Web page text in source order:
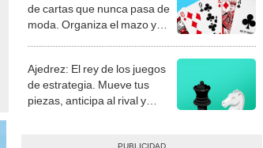
de cartas que nunca pasa de
moda. Organiza el mazo y
Ajedrez: El rey de los juegos
de estrategia. Mueve tus
piezas, anticipa al rival y